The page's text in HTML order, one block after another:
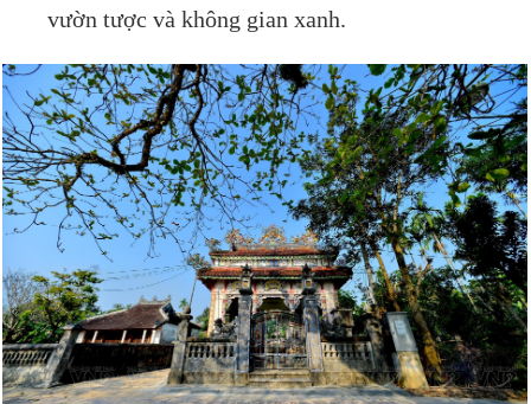
vườn tược và không gian xanh.